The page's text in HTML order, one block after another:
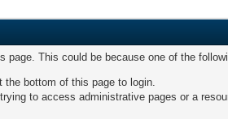
page. This could be because one of the
bottom of this page to login.
to access administrative pages or a